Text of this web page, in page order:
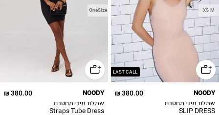
LAST CALL
XS-M
380.00 ₪ NOODY
שמלת מיני מחטבת
SLIP DRESS
OneSize
380.00 ₪ NOODY
שמלת מיני מחטבת
Straps Tube Dress